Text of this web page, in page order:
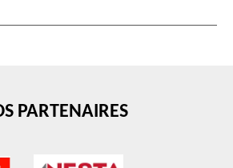
PARTENAIRES